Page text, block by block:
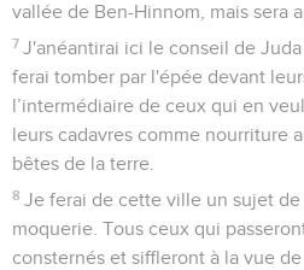
vallée de Ben-Hinnom, mais sera
7 J'anéantirai ici le conseil de
ferai tomber par l'épée devant
l’intermédiaire de ceux qui en
leurs cadavres comme nourriture
bêtes de la terre.
8 Je ferai de cette ville un sujet
moquerie. Tous ceux qui
consternés et siffleront à la vue de